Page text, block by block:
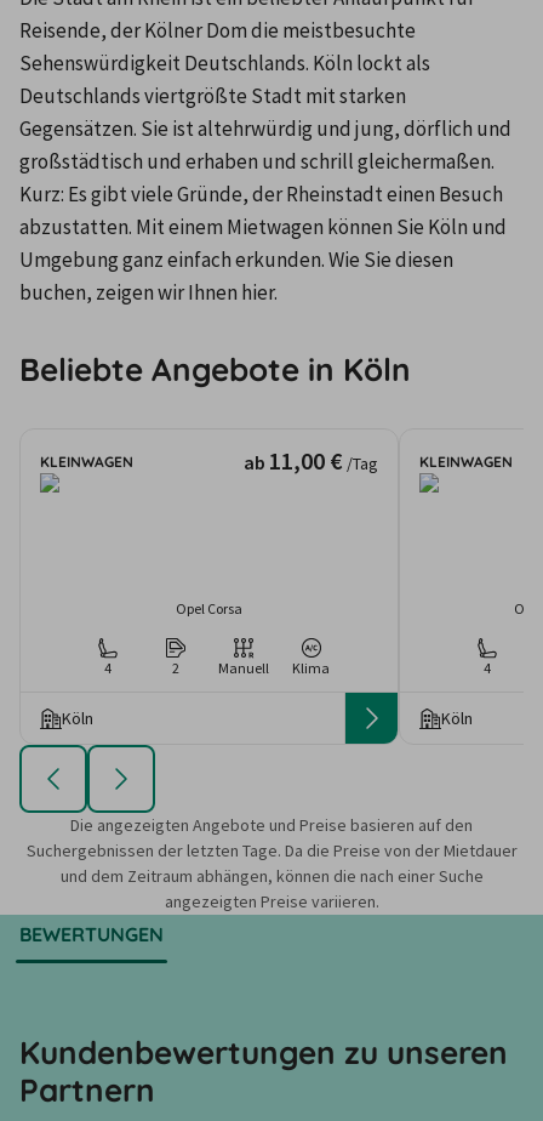
Reisende, der Kölner Dom die meistbesuchte
Sehenswürdigkeit Deutschlands. Köln lockt als
Deutschlands viertgrößte Stadt mit starken
Gegensätzen. Sie ist altehrwürdig und jung, dörflich und
großstädtisch und erhaben und schrill gleichermaßen.
Kurz: Es gibt viele Gründe, der Rheinstadt einen Besuch
abzustatten. Mit einem Mietwagen können Sie Köln und
Umgebung ganz einfach erkunden. Wie Sie diesen
buchen, zeigen wir Ihnen hier.
Beliebte Angebote in Köln
KLEINWAGEN ab 11,00 € /Tag
Opel Corsa
4 2 Manuell Klima
Köln
KLEINWAGEN
4
Köln
Die angezeigten Angebote und Preise basieren auf den
Suchergebnissen der letzten Tage. Da die Preise von der Mietdauer
und dem Zeitraum abhängen, können die nach einer Suche
angezeigten Preise variieren.
BEWERTUNGEN
Kundenbewertungen zu unseren
Partnern